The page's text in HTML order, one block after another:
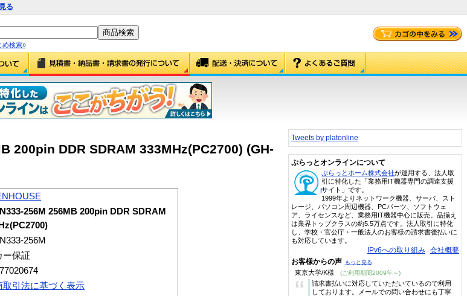
る
め検索»
200pin DDR SDRAM 333MHz(PC2700) (GH-
256M 256MB 200pin DDR SDRAM
256M
ー保証
取引法に基づく表示
Tweets by platonline
ぷらっとオンラインについて
ぷらっとホーム株式会社が運用する、法人取
引に特化した「業務用IT機器専門の調達支援
サイト」です。
1999年よりネットワーク機器、サーバ、スト
レージ、パソコン周辺機器、PCパーツ、ソフトウェ
ア、ライセンスなど、業務用IT機器中心に販売。品揃え
は業界トップクラスの約5.5万点です。法人取引に特化
し、学校・官公庁・一般法人のお客様の請求書後払いに
も対応しています。
IPv6への取り組み 会社概要
お客様からの声 もっと見る
東京大学/K様 (ご利用期間2009年～)
請求書払いに対応していただいているので利用
しております。メールでの問い合わせにも丁寧